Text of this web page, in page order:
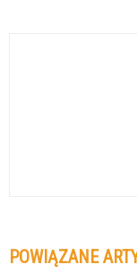
POWIĄZANE